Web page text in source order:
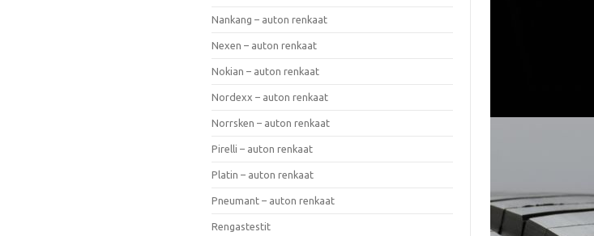
Nankang – auton renkaat
Nexen – auton renkaat
Nokian – auton renkaat
Nordexx – auton renkaat
Norrsken – auton renkaat
Pirelli – auton renkaat
Platin – auton renkaat
Pneumant – auton renkaat
Rengastestit